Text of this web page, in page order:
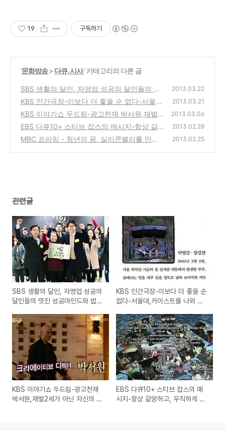
19 구독하기
'문화방송> 다큐, 시사' 카테고리의 다른 글
SBS 생활의 달인, 자영업 성공의 달인들의 멋
진 성공마인드와 밥맛과 반사경의 달인
(0)
2013.03.22
KBS 인간극장-이보다 더 좋을 순 없다-서울
대,카이스트를 나와 귀농한 장길연,박범준 부
부의 산골생활
(0)
2013.03.21
KBS 이야기쇼 두드림-광고천재 박서원,재벌2
세가 아닌 자신의 성공을 만들어 나가는 광고
인의 이야기
(0)
2013.03.06
EBS 다큐10+ 스티브 잡스의 메시지-항상 갈
망하고, 우직하게 버텨라, 스탠포드 대학 졸업
2013.02.28
MBC 프라임 - 청년의 꿈, 실리콘밸리를 만나
2013.02.25
관련글
SBS 생활의 달인, 자영업 성공의
달인들의 멋진 성공마인드와 밥맛
KBS 인간극장-이보다 더 좋을 순
없다-서울대,카이스트를 나와 귀
생활
KBS 이야기쇼 두드림-광고천재
박서원,재벌2세가 아닌 자신의 성
EBS 다큐10+ 스티브 잡스의 메
시지-항상 갈망하고, 우직하게 버